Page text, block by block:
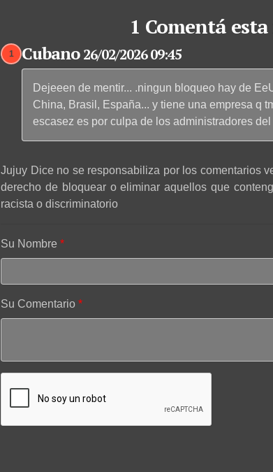
1 Comentá
1 Cubano 26/02/2026 09:45
Dejeeen de mentir... .ningun bloqueo hay de
China, Brasil, España... y tiene una empresa q
escasez es por culpa de los administradores del
Jujuy Dice no se responsabiliza por los comentarios
derecho de bloquear o eliminar aquellos que
racista o discriminatorio
Su Nombre
Su Comentario